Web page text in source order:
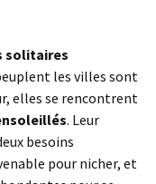
solitaires
les villes sont
elles se rencontrent
. Leur
besoins
pour nicher, et